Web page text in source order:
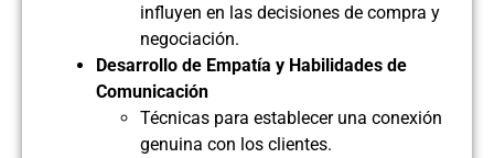
influyen en las decisiones de compra y
negociación.
Desarrollo de Empatía y Habilidades de
Comunicación
Técnicas para establecer una conexión
genuina con los clientes.